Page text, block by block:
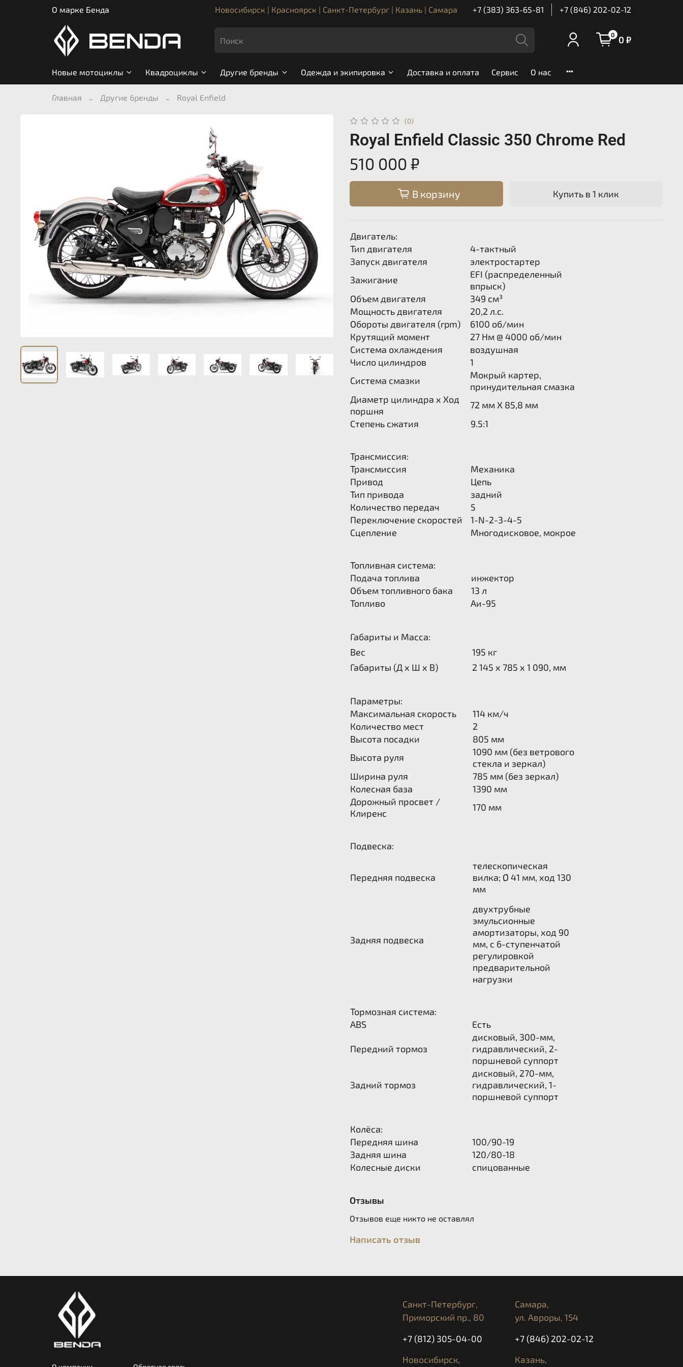
О марке Бенда Новосибирск | Красноярск | Санкт-Петербург | Казань | Самара +7 (383) 363-65-81 +7 (846) 202-02-12
0 0 ₽
Новые мотоциклы Квадроциклы Другие бренды Одежда и экипировка Доставка и оплата Сервис О нас
Главная Другие бренды Royal Enfield
(0)
Royal Enfield Classic 350 Chrome Red
510 000 ₽
В корзину Купить в 1 клик
Двигатель:
Тип двигателя
4-тактный
Запуск двигателя
электростартер
Зажигание
EFI (распределенный
впрыск)
Объем двигателя
349 см³
Мощность двигателя
20,2 л.с.
Обороты двигателя (rpm)
6100 об/мин
Крутящий момент
27 Нм @ 4000 об/мин
Система охлаждения
воздушная
Число цилиндров
1
Система смазки
Мокрый картер,
принудительная смазка
Диаметр цилиндра x Ход
поршня
72 мм X 85,8 мм
Степень сжатия
9.5:1
Трансмиссия:
Трансмиссия
Механика
Привод
Цепь
Тип привода
задний
Количество передач
5
Переключение скоростей
1-N-2-3-4-5
Сцепление
Многодисковое, мокрое
Топливная система:
Подача топлива
инжектор
Объем топливного бака
13 л
Топливо
Аи-95
Габариты и Масса:
Вес
195 кг
Габариты (Д x Ш x В)
2 145 x 785 x 1 090, мм
Параметры:
Максимальная скорость
114 км/ч
Количество мест
2
Высота посадки
805 мм
Высота руля
1090 мм (без ветрового
стекла и зеркал)
Ширина руля
785 мм (без зеркал)
Колесная база
1390 мм
Дорожный просвет /
Клиренс
170 мм
Подвеска:
Передняя подвеска
телескопическая
вилка; Ø 41 мм, ход 130
мм
Задняя подвеска
двухтрубные
эмульсионные
амортизаторы, ход 90
мм, с 6-ступенчатой ​​
регулировкой
предварительной
нагрузки
Тормозная система:
ABS
Есть
Передний тормоз
дисковый, 300-мм,
гидравлический, 2-
поршневой суппорт
Задний тормоз
дисковый, 270-мм,
гидравлический, 1-
поршневой суппорт
Колёса:
Передняя шина
100/90-19
Задняя шина
120/80-18
Колесные диски
спицованные
Отзывы
Отзывов еще никто не оставлял
Написать отзыв
Санкт-Петербург,
Приморский пр., 80
+7 (812) 305-04-00
Самара,
ул. Авроры, 154
+7 (846) 202-02-12
Новосибирск,
Казань,